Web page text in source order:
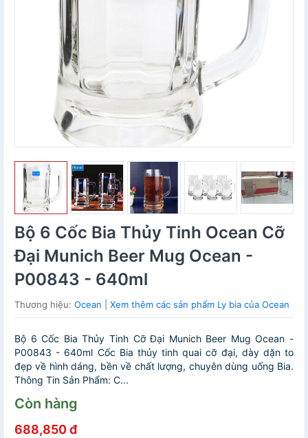
Bộ 6 Cốc Bia Thủy Tinh Ocean Cỡ
Đại Munich Beer Mug Ocean -
P00843 - 640ml
Thương hiệu: Ocean Xem thêm các sản phẩm Ly bia của Ocean
Bộ 6 Cốc Bia Thủy Tinh Cỡ Đại Munich Beer Mug Ocean -
P00843 - 640ml Cốc Bia thủy tinh quai cỡ đại, dày dặn to
đẹp về hình dáng, bền về chất lượng, chuyên dùng uống Bia.
Thông Tin Sản Phẩm: C...
Còn hàng
688,850 đ